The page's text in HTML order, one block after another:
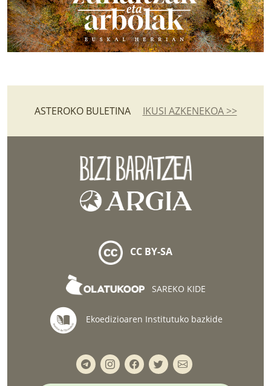
ASTEROKO BULETINA IKUSI AZKENEKOA >>
CC BY-SA
SAREKO KIDE
Ekoedizioaren Institutuko bazkide